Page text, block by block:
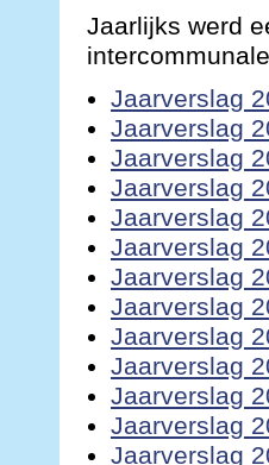
Jaarlijks werd
Jaarverslag
Jaarverslag
Jaarverslag
Jaarverslag
Jaarverslag
Jaarverslag
Jaarverslag
Jaarverslag
Jaarverslag
Jaarverslag
Jaarverslag
Jaarverslag
Jaarverslag